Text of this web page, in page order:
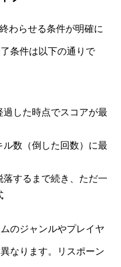
わらせる条件が明確に
条件は以下の通りで
した時点でスコアが最
数（倒した回数）に最
するまで続き、ただ一
のジャンルやプレイヤ
なります。リスポーン